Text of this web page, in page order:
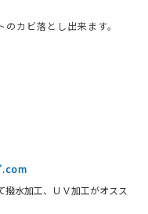
カビ落とし出来ます。
.com
撥水加工、ＵＶ加工がオスス